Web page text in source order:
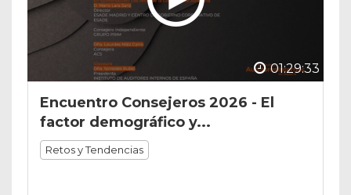
01:29:33
Encuentro Consejeros 2026 - El
factor demográfico y...
Retos y Tendencias